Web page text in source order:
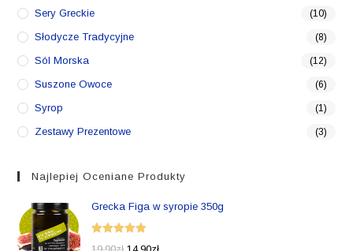
Sery Greckie (10)
Słodycze Tradycyjne (8)
Sól Morska (12)
Suszone Owoce (6)
Syrop (1)
Zestawy Prezentowe (3)
Najlepiej Oceniane Produkty
Grecka Figa w syropie 350g
Oceniono